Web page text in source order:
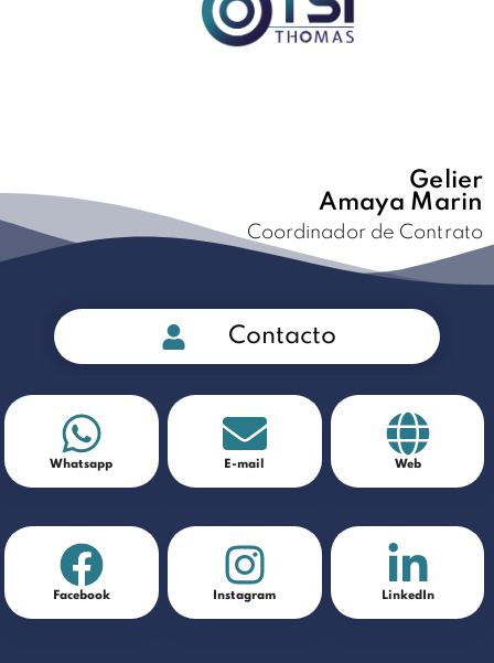
Gelier
Amaya Marin
Coordinador de Contrato
Contacto
Whatsapp E-mail Web
Facebook Instagram LinkedIn